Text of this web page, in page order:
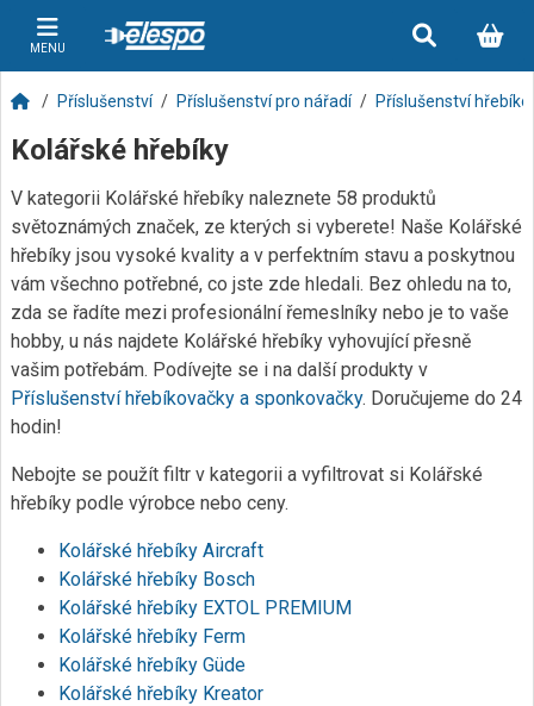
MENU
Příslušenství Příslušenství pro nářadí Příslušenství
Kolářské hřebíky
V kategorii Kolářské hřebíky naleznete 58 produktů
světoznámých značek, ze kterých si vyberete! Naše Kolářské
hřebíky jsou vysoké kvality a v perfektním stavu a poskytnou
vám všechno potřebné, co jste zde hledali. Bez ohledu na to,
zda se řadíte mezi profesionální řemeslníky nebo je to vaše
hobby, u nás najdete Kolářské hřebíky vyhovující přesně
vašim potřebám. Podívejte se i na další produkty v
Příslušenství hřebíkovačky a sponkovačky. Doručujeme do 24
hodin!
Nebojte se použít filtr v kategorii a vyfiltrovat si Kolářské
hřebíky podle výrobce nebo ceny.
Kolářské hřebíky Aircraft
Kolářské hřebíky Bosch
Kolářské hřebíky EXTOL PREMIUM
Kolářské hřebíky Ferm
Kolářské hřebíky Güde
Kolářské hřebíky Kreator